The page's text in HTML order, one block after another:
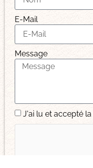
E-Mail
Message
J'ai lu et accepté